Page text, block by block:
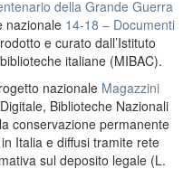
della Grande Guerra
nazionale 14-18 – Documenti
e curato dall’Istituto
italiane (MIBAC).
nazionale Magazzini
Biblioteche Nazionali
conservazione permanente
Italia e diffusi tramite rete
sul deposito legale (L.